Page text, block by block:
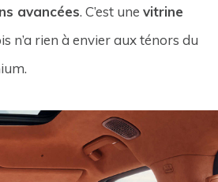
avancées. C’est unevitrine
n’a rien à envier aux ténors du